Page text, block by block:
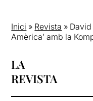
Inici » Revista » David
Amèrica’ amb la
LA
REVISTA